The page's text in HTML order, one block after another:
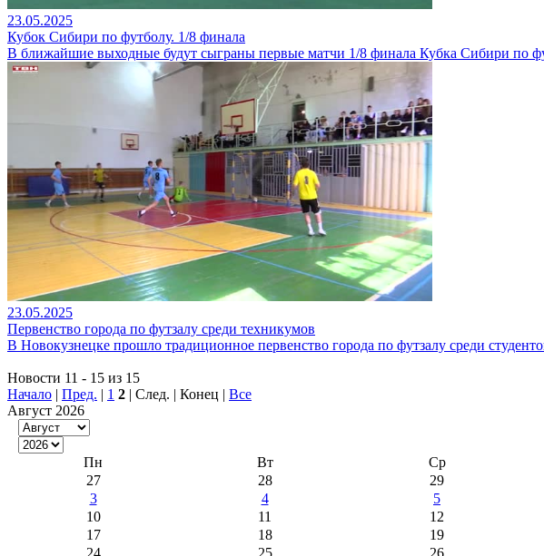
23.05.2025
Кубок Сибири по футболу. 1/8 финала
В ближайшие выходные будут сыграны первые матчи 1/8 финала Кубка Сибири по
23.05.2025
Первенство города по футзалу среди техникумов
В Новокузнецке прошло традиционное первенство города по футзалу среди
Новости 11 - 15 из 15
Начало | Пред. | 1 2 | След. | Конец | Все
Август 2026
Пн Вт Ср
27
28 29
3
4 5
10
11 12
17
18 19
24
25 26